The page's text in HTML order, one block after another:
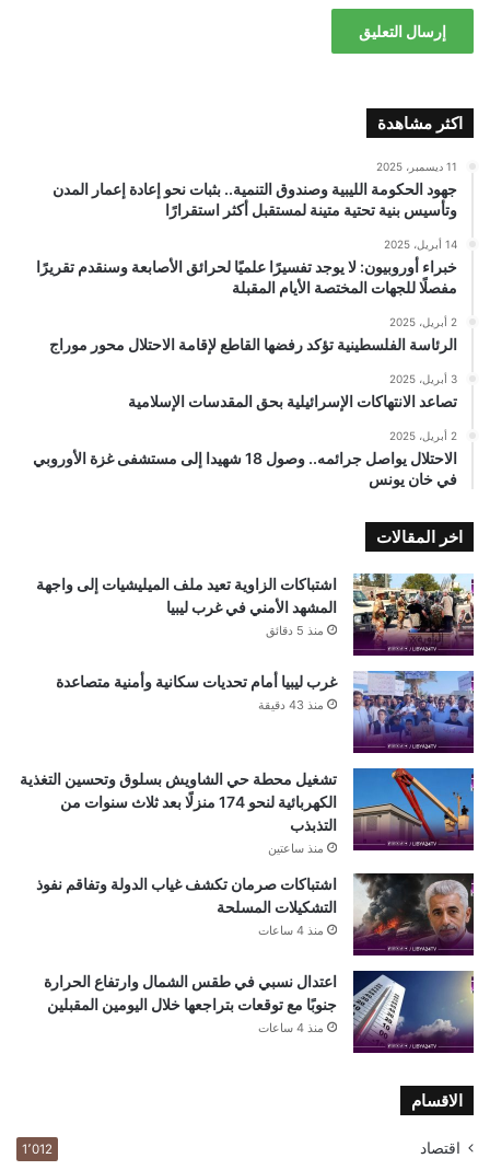
اكثر مشاهدة
11 ديسمبر، 2025
جهود الحكومة الليبية وصندوق التنمية.. بثبات نحو إعادة إعمار المدن
وتأسيس بنية تحتية متينة لمستقبل أكثر استقرارًا
14 أبريل، 2025
خبراء أوروبيون: لا يوجد تفسيرًا علميًا لحرائق الأصابعة وسنقدم تقريرًا
مفصلًا للجهات المختصة الأيام المقبلة
2 أبريل، 2025
الرئاسة الفلسطينية تؤكد رفضها القاطع لإقامة الاحتلال محور موراج
3 أبريل، 2025
تصاعد الانتهاكات الإسرائيلية بحق المقدسات الإسلامية
2 أبريل، 2025
الاحتلال يواصل جرائمه.. وصول 18 شهيدا إلى مستشفى غزة الأوروبي
في خان يونس
اخر المقالات
اشتباكات الزاوية تعيد ملف الميليشيات إلى واجهة
المشهد الأمني في غرب ليبيا
منذ 5 دقائق
غرب ليبيا أمام تحديات سكانية وأمنية متصاعدة
منذ 43 دقيقة
تشغيل محطة حي الشاويش بسلوق وتحسين التغذية
الكهربائية لنحو 174 منزلًا بعد ثلاث سنوات من
التذبذب
منذ ساعتين
اشتباكات صرمان تكشف غياب الدولة وتفاقم نفوذ
التشكيلات المسلحة
منذ 4 ساعات
اعتدال نسبي في طقس الشمال وارتفاع الحرارة
جنوبًا مع توقعات بتراجعها خلال اليومين المقبلين
منذ 4 ساعات
الاقسام
اقتصاد 1٬012